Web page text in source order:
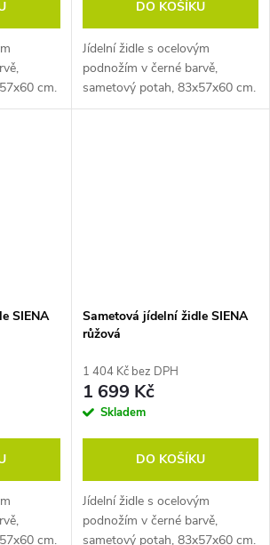
cm.
pouze
DO KOŠÍKU
Jídelní židle s ocelovým
podnožím v černé barvě,
sametový potah, 83x57x60 cm.
Pozn. Židle prodáváme pouze
SIENA
cm.
Sametová jídelní židle SIENA
růžová
1 404 Kč bez DPH
1 699 Kč
Skladem
DO KOŠÍKU
Jídelní židle s ocelovým
podnožím v černé barvě,
sametový potah, 83x57x60 cm.